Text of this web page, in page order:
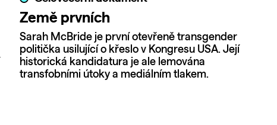
Země prvních
Sarah McBride je první otevřeně transgender
politička usilující o křeslo v Kongresu USA. Její
historická kandidatura je ale lemována
transfobními útoky a mediálním tlakem.